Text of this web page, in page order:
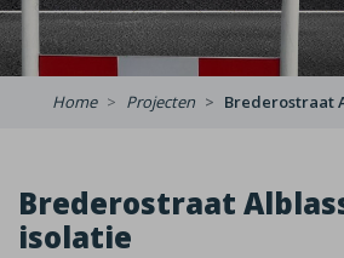
Home Projecten Brederostraat
Brederostraat
isolatie